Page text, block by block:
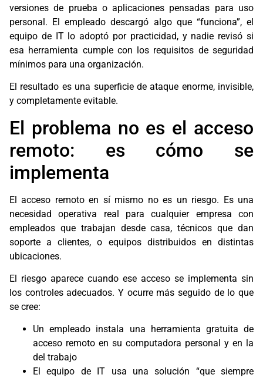
versiones de prueba o aplicaciones pensadas para uso
personal. El empleado descargó algo que “funciona”, el
equipo de IT lo adoptó por practicidad, y nadie revisó si
esa herramienta cumple con los requisitos de seguridad
mínimos para una organización.
El resultado es una superficie de ataque enorme, invisible,
y completamente evitable.
El problema no es el acceso
remoto: es cómo se
implementa
El acceso remoto en sí mismo no es un riesgo. Es una
necesidad operativa real para cualquier empresa con
empleados que trabajan desde casa, técnicos que dan
soporte a clientes, o equipos distribuidos en distintas
ubicaciones.
El riesgo aparece cuando ese acceso se implementa sin
los controles adecuados. Y ocurre más seguido de lo que
se cree:
Un empleado instala una herramienta gratuita de
acceso remoto en su computadora personal y en la
del trabajo
El equipo de IT usa una solución “que siempre